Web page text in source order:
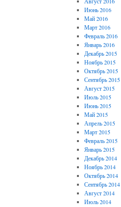
Июнь 2016
Май 2016
Март 2016
Февраль 2016
Январь 2016
Декабрь 2015
Ноябрь 2015
Октябрь 2015
Сентябрь 2015
Август 2015
Июль 2015
Июнь 2015
Май 2015
Апрель 2015
Март 2015
Февраль 2015
Январь 2015
Декабрь 2014
Ноябрь 2014
Октябрь 2014
Сентябрь 2014
Август 2014
Июль 2014